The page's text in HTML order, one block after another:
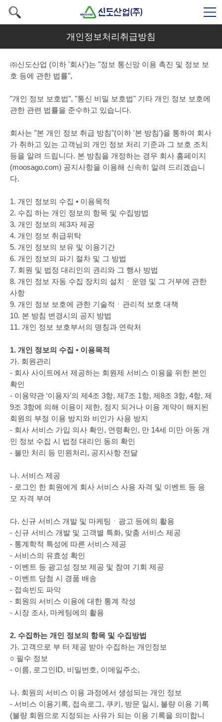
개인정보처리취급방침
㈜신도산업 (이하 '회사')는 "정보 통신망 이용 촉진 및 정보 보
호 등에 관한 법률",
"개인 정보 보호법", "통신 비밀 보호법" 기타 개인 정보 보호에
관한 관련 법률을 준수하고 있습니다.
회사는 "본 개인 정보 취급 방침"(이하 '본 방침')을 통하여 회사
가 취하고 있는 고객님의 개인 정보 처리 기준과 그 보호 조치
등을 알려 드립니다. 본 방침을 개정하는 경우 회사 홈페이지
(moosago.com) 공지사항을 이용해 신속히 알려 드리겠습니
다.
1. 개인 정보의 수집 • 이용목적
2. 수집 하는 개인 정보의 항목 및 수집방법
3. 개인 정보의 제3자 제공
4. 개인 정보 취급위탁
5. 개인 정보의 보유 및 이용기간
6. 개인 정보의 파기 절차 및 그 방법
7. 회원 및 법정 대리인의 권리와 그 행사 방법
8. 개인 정보 자동 수집 장치의 설치ㆍ운영 및 그 거부에 관한
사항
9. 개인 정보 보호에 관한 기술적ㆍ관리적 보호 대책
10. 본 방침 변경시의 공지 방법
11. 개인 정보 보호부서의 명칭과 연락처
1. 개인 정보의 수집 • 이용목적
가. 회원관리
- 회사 사이트에서 제공하는 회원제 서비스 이용을 위한 본인
확인
- 이용약관 ‘이용자’의 제4조 3항, 제7조 1항, 제8조 3항, 4항, 제
9조 3항에 의해 이용이 제한, 정지 되거나 이용 계약이 해지된
회원의 부정 이용 방지와 비인가 사용 방지
- 회사 서비스 가입 의사 확인, 연령확인, 만 14세 미만 아동 개
인 정보 수집 시 법정 대리인 동의 확인
- 불만 처리 등 민원처리, 공지사항 전달
나. 서비스 제공
- 로그인 한 회원에게 회사 서비스 사용 자격 및 이벤트 등 응
모 자격 부여
다. 신규 서비스 개발 및 마케팅ㆍ광고 등에의 활용
- 신규 서비스 개발 및 고객별 특화, 맞춤 서비스 제공
- 통계학적 특성에 따른 서비스 제공
- 서비스의 유효성 확인
- 이벤트 등 광고성 정보 제공 및 참여 기회 제공
- 이벤트 당첨 시 경품 배송
- 접속빈도 파악
- 회원의 서비스 이용에 대한 통계 작성
- 시장 조사, 마케팅에의 활용
2. 수집하는 개인 정보의 항목 및 수집방법
가. 고객으로 부 터 제공 받아 수집하는 개인정보
○ 필수 정보
- 이름, 로그인ID, 비밀번호, 이메일주소,
나. 회원의 서비스 이용 과정에서 생성되는 개인 정보
- 서비스 이용기록, 접속로그, 쿠키, 방문 일시, 불량 이용 기록
(불량 회원으로 지정되는 사유가 되는 이용 기록을 의미합니